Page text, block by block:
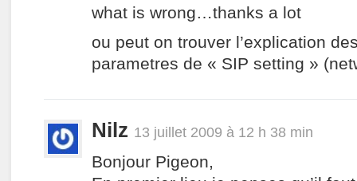
what is wrong…thanks a lot
ou peut on trouver l’explication
parametres de « SIP setting »
Nilz 13 juillet 2009 à 12 h 38 min
Bonjour Pigeon,